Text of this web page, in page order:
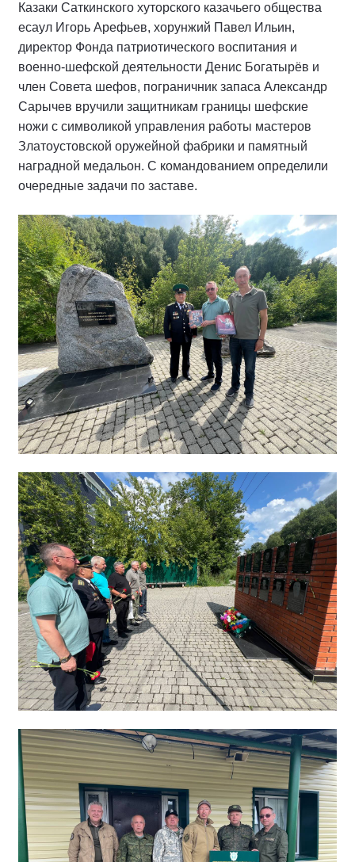
Казаки Саткинского хуторского казачьего общества
есаул Игорь Арефьев, хорунжий Павел Ильин,
директор Фонда патриотического воспитания и
военно-шефской деятельности Денис Богатырёв и
член Совета шефов, пограничник запаса Александр
Сарычев вручили защитникам границы шефские
ножи с символикой управления работы мастеров
Златоустовской оружейной фабрики и памятный
наградной медальон. С командованием определили
очередные задачи по заставе.